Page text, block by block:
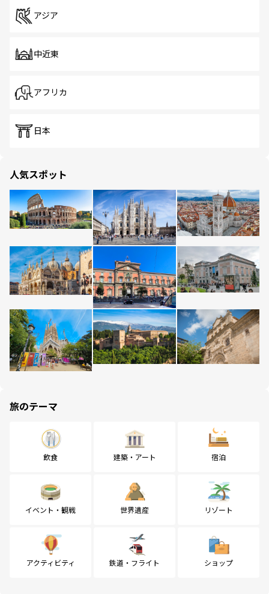
アジア
中近東
アフリカ
日本
人気スポット
旅のテーマ
飲食 建築・アート 宿泊
イベント・観戦 世界遺産 リゾート
アクティビティ 鉄道・フライト ショップ